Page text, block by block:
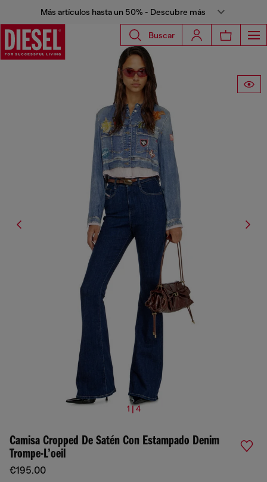
Más artículos hasta un 50% - Descubre más
Buscar
1 | 4
Camisa Cropped De Satén Con Estampado Denim
Trompe-L’oeil
€195.00